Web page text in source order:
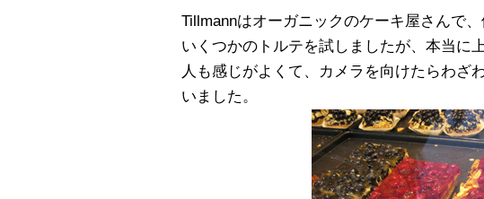
Tillmannはオーガニックのケーキ屋さんで
いくつかのトルテを試しましたが、本当に
人も感じがよくて、カメラを向けたらわざ
いました。